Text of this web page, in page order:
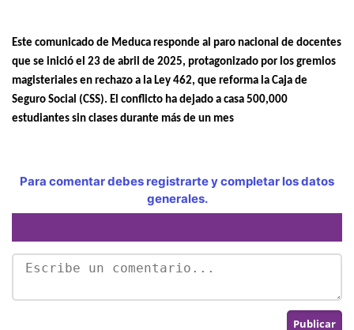
Este comunicado de Meduca responde al paro nacional de docentes
que se inició el 23 de abril de 2025, protagonizado por los gremios
magisteriales en rechazo a la Ley 462, que reforma la Caja de
Seguro Social (CSS). El conflicto ha dejado a casa 500,000
estudiantes sin clases durante más de un mes
Para comentar debes registrarte y completar los datos
generales.